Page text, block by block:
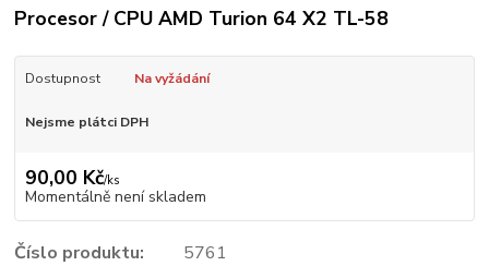
Procesor / CPU AMD Turion 64 X2 TL-58
Dostupnost Na vyžádání
Nejsme plátci DPH
90,00 Kč/ks
Momentálně není skladem
Číslo produktu:
5761